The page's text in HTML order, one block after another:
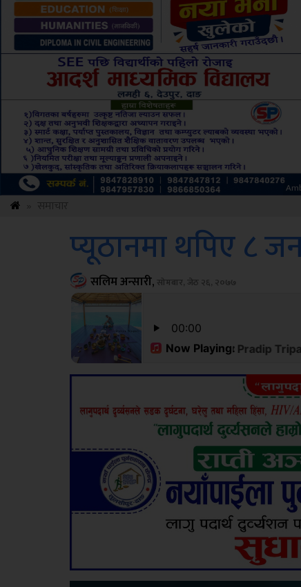
प्यूठानमा थपिए ८
सलिम अन्सारी,सोमबार, जेठ २६, २०७७